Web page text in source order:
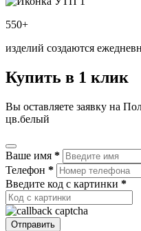
550+
изделий создаются
Купить в 1 клик
Вы оставляете заявку на
цв.белый
Ваше имя *
Телефон *
Введите код с картинки *
Отправить